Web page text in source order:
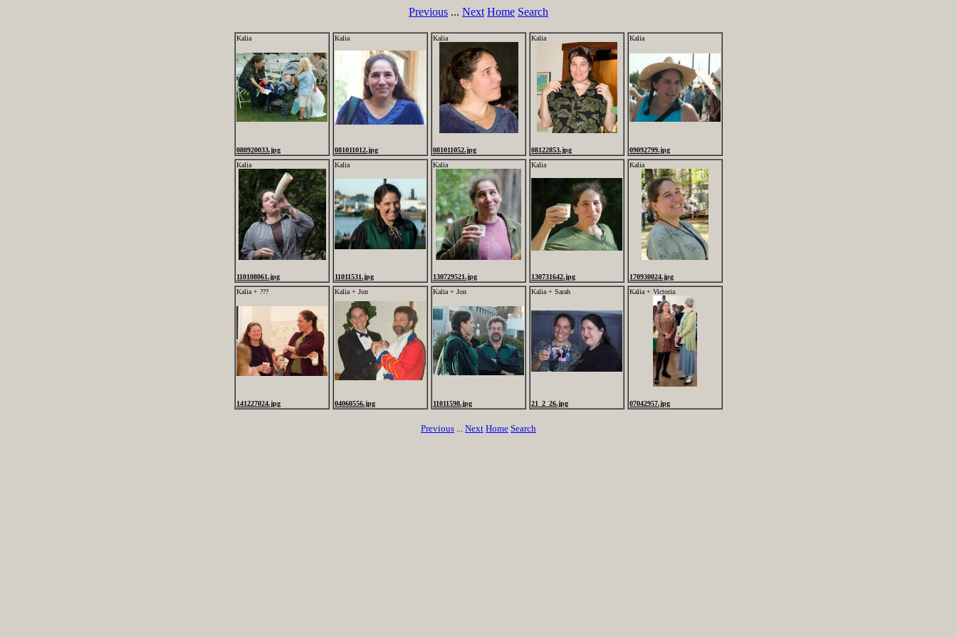
Previous ... Next Home Search
Kalia
080920033.jpg
Kalia
081011012.jpg
Kalia
081011052.jpg
Kalia
08122853.jpg
Kalia
09092799.jpg
Kalia
110108061.jpg
Kalia
11011531.jpg
Kalia
130729521.jpg
Kalia
130731642.jpg
Kalia
170930024.jpg
Kalia + ???
141227024.jpg
Kalia + Jon
04060556.jpg
Kalia + Jon
11011598.jpg
Kalia + Sarah
21_2_26.jpg
Kalia + Victoria
07042957.jpg
Previous ... Next Home Search